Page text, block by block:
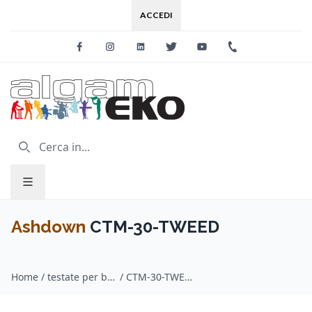
ACCEDI
FacebookInstagramLinkedinTwitter Youtube
Ashdown CTM-30-TWEED
Home / testate per basso / Ashdown / CTM-30-TWEED